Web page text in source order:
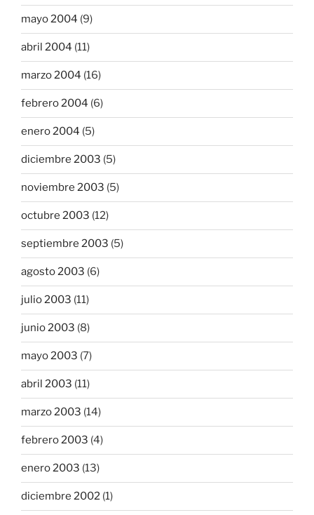
mayo 2004 (9)
abril 2004 (11)
marzo 2004 (16)
febrero 2004 (6)
enero 2004 (5)
diciembre 2003 (5)
noviembre 2003 (5)
octubre 2003 (12)
septiembre 2003 (5)
agosto 2003 (6)
julio 2003 (11)
junio 2003 (8)
mayo 2003 (7)
abril 2003 (11)
marzo 2003 (14)
febrero 2003 (4)
enero 2003 (13)
diciembre 2002 (1)